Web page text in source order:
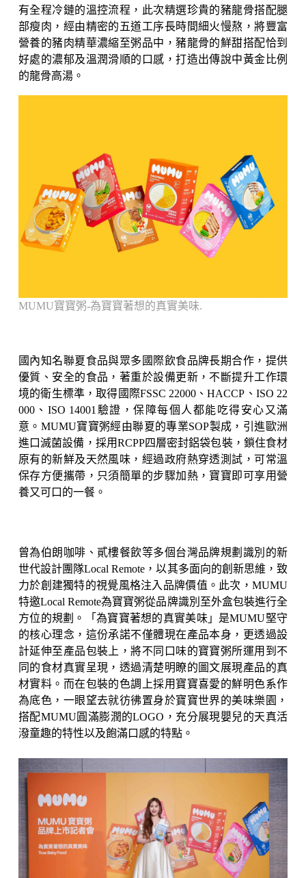
有全程冷鏈的溫控流程，此次精選珍貴的豬龍骨搭配腿
部瘦肉，經由精密的五道工序長時間細火慢熬，將豐富
營養的豬肉精華濃縮至粥品中，豬龍骨的鮮甜搭配恰到
好處的濃郁及溫潤滑順的口感，打造出傳說中黃金比例
的龍骨高湯。
MUMU寶寶粥-為寶寶著想的真實美味.
國內知名聯夏食品與眾多國際飲食品牌長期合作，提供
優質、安全的食品，著重於設備更新，不斷提升工作環
境的衛生標準，取得國際FSSC 22000、HACCP、ISO 22
000、ISO 14001驗證，保障每個人都能吃得安心又滿
意。MUMU寶寶粥經由聯夏的專業SOP製成，引進歐洲
進口滅菌設備，採用RCPP四層密封鋁袋包裝，鎖住食材
原有的新鮮及天然風味，經過政府熱穿透測試，可常溫
保存方便攜帶，只須簡單的步驟加熱，寶寶即可享用營
養又可口的一餐。
曾為伯朗咖啡、貳樓餐飲等多個台灣品牌規劃識別的新
世代設計團隊Local Remote，以其多面向的創新思維，致
力於創建獨特的視覺風格注入品牌價值。此次，MUMU
特邀Local Remote為寶寶粥從品牌識別至外盒包裝進行全
方位的規劃。
「為寶寶著想的真實美味」 是MUMU堅守
的核心理念，這份承諾不僅體現在產品本身，更透過設
計延伸至產品包裝上，將不同口味的寶寶粥所運用到不
同的食材真實呈現，透過清楚明瞭的圖文展現產品的真
材實料。而在包裝的色調上採用寶寶喜愛的鮮明色系作
為底色，一眼望去就彷彿置身於寶寶世界的美味樂園，
搭配MUMU圓滿膨潤的LOGO，充分展現嬰兒的天真活
潑童趣的特性以及飽滿口感的特點。